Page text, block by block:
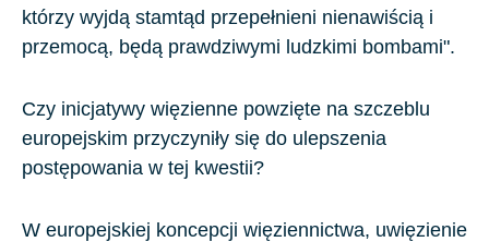
którzy wyjdą stamtąd przepełnieni nienawiścią i
przemocą, będą prawdziwymi ludzkimi bombami".
Czy inicjatywy więzienne powzięte na szczeblu
europejskim przyczyniły się do ulepszenia
postępowania w tej kwestii?
W europejskiej koncepcji więziennictwa, uwięzienie